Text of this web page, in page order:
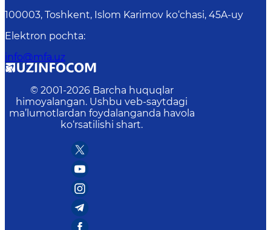
100003, Toshkent, Islom Karimov ko‘chasi, 45A-uy
Elektron pochta:
info@mfa.uz
© 2001-2026 Barcha huquqlar
himoyalangan. Ushbu veb-saytdagi
ma’lumotlardan foydalanganda havola
ko‘rsatilishi shart.